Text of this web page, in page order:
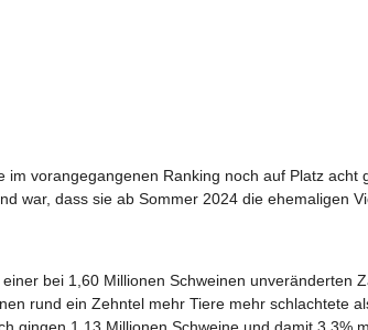
im vorangegangenen Ranking noch auf Platz
war, dass sie ab Sommer 2024 die ehemaligen
bei 1,60 Millionen Schweinen unveränderten
rund ein Zehntel mehr Tiere mehr schlachtete